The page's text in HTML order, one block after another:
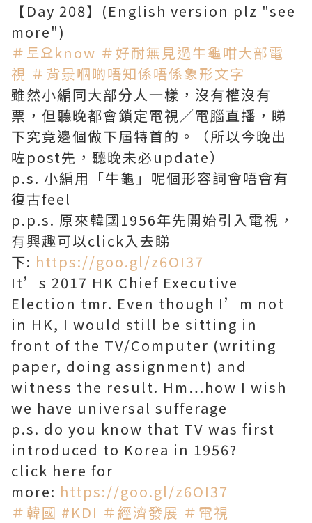
【Day 208】(English version plz "see
more")
＃토요know ＃好耐無見過牛龜咁大部電
視 ＃背景嗰啲唔知係唔係象形文字
雖然小編同大部分人一樣，沒有權沒有
票，但聽晚都會鎖定電視／電腦直播，睇
下究竟邊個做下屆特首的。（所以今晚出
咗post先，聽晚未必update）
p.s. 小編用「牛龜」呢個形容詞會唔會有
復古feel
p.p.s. 原來韓國1956年先開始引入電視，
有興趣可以click入去睇
下: https://goo.gl/z6OI37
It’s 2017 HK Chief Executive
Election tmr. Even though I’m not
in HK, I would still be sitting in
front of the TV/Computer (writing
paper, doing assignment) and
witness the result. Hm…how I wish
we have universal sufferage
p.s. do you know that TV was first
introduced to Korea in 1956?
click here for
more: https://goo.gl/z6OI37
＃韓國 #KDI ＃經濟發展 ＃電視